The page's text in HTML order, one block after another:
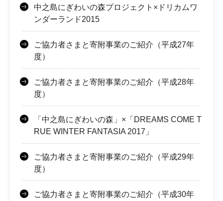
中之島にぎわいの森プロジェクト×ドリカムワ
ンダーランド2015
ご協力者さまと寄附事業のご紹介（平成27年
度）
ご協力者さまと寄附事業のご紹介（平成28年
度）
「中之島にぎわいの森」×「DREAMS COME T
RUE WINTER FANTASIA 2017」
ご協力者さまと寄附事業のご紹介（平成29年
度）
ご協力者さまと寄附事業のご紹介（平成30年